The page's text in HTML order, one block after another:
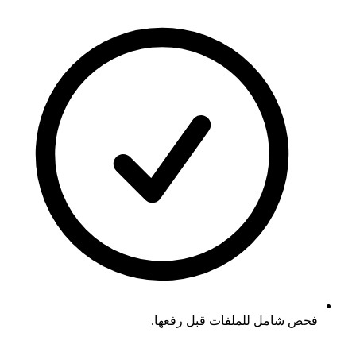
فحص شامل للملفات قبل رفعها.